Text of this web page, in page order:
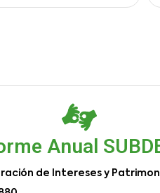
Anual
de Intereses y